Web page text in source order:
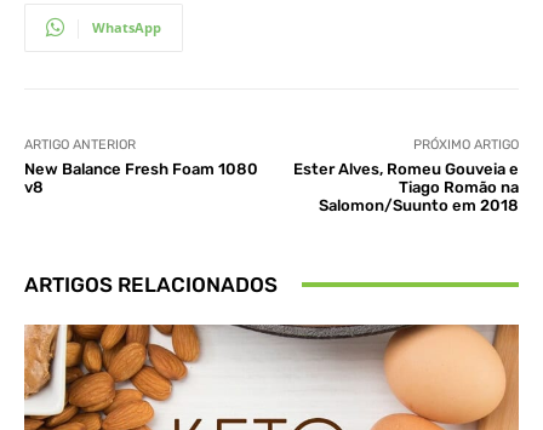
WhatsApp
ARTIGO ANTERIOR
New Balance Fresh Foam 1080
v8
PRÓXIMO ARTIGO
Ester Alves, Romeu Gouveia e
Tiago Romão na
Salomon/Suunto em 2018
ARTIGOS RELACIONADOS